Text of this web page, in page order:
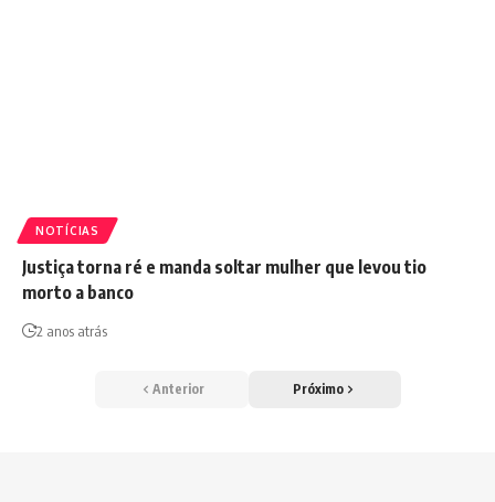
NOTÍCIAS
Justiça torna ré e manda soltar mulher que levou tio
morto a banco
2 anos atrás
Anterior Próximo